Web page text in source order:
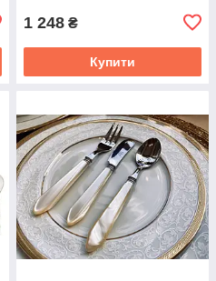
1 248 ₴
Купити